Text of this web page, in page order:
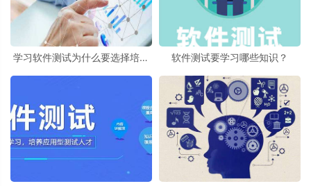
学习软件测试为什么要选择培训
软件测试要学习哪些知识？